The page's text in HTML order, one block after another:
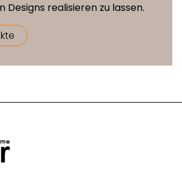
Designs realisieren zu lassen.